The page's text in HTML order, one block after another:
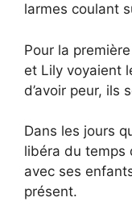
larmes coulant
Pour la
et Lily voyaient
d’avoir peur, ils
Dans les jours
libéra du temps
avec ses
présent.